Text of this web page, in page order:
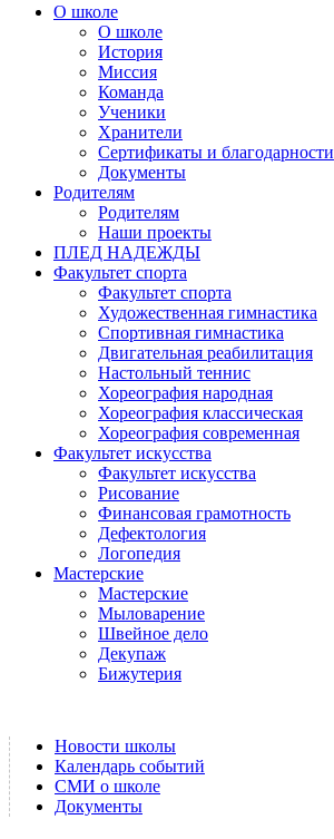
О школе
О школе
История
Миссия
Команда
Ученики
Хранители
Сертификаты и благодарности
Документы
Родителям
Родителям
Наши проекты
ПЛЕД НАДЕЖДЫ
Факультет спорта
Факультет спорта
Художественная гимнастика
Спортивная гимнастика
Двигательная реабилитация
Настольный теннис
Хореография народная
Хореография классическая
Хореография современная
Факультет искусства
Факультет искусства
Рисование
Финансовая грамотность
Дефектология
Логопедия
Мастерские
Мастерские
Мыловарение
Швейное дело
Декупаж
Бижутерия
Новости школы
Календарь событий
СМИ о школе
Документы